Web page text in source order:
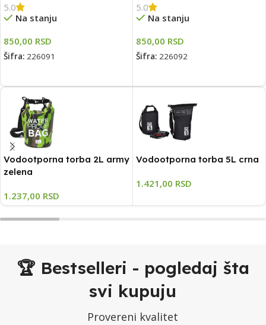
5.0
Na stanju
850,00 RSD
Šifra: 226091
5.0
Na stanju
850,00 RSD
Šifra: 226092
Vodootporna torba 2L army
zelena
1.237,00 RSD
Vodootporna torba 5L crna
1.421,00 RSD
🏆 Bestselleri - pogledaj šta
svi kupuju
Provereni kvalitet